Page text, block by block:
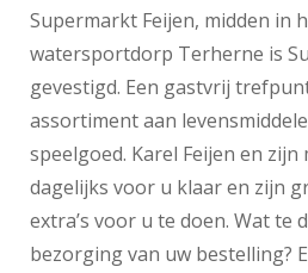
Fietsvakanties
Over Friesland
Nieuws
Contact
Supermarkt Feijen, midden in
watersportdorp Terherne is
gevestigd. Een gastvrij
assortiment aan
speelgoed. Karel Feijen en
dagelijks voor u klaar en zijn
extra’s voor u te doen. Wat te
bezorging van uw bestelling?